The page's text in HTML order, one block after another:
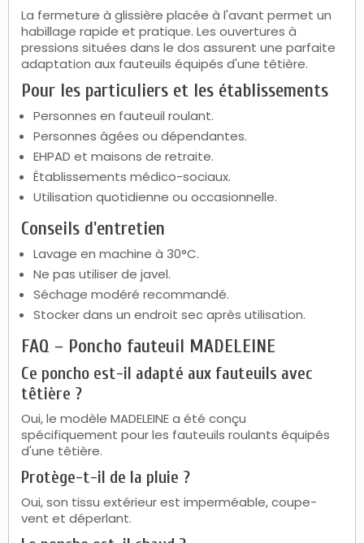
La fermeture à glissière placée à l'avant permet un
habillage rapide et pratique. Les ouvertures à
pressions situées dans le dos assurent une parfaite
adaptation aux fauteuils équipés d'une têtière.
Pour les particuliers et les établissements
Personnes en fauteuil roulant.
Personnes âgées ou dépendantes.
EHPAD et maisons de retraite.
Établissements médico-sociaux.
Utilisation quotidienne ou occasionnelle.
Conseils d'entretien
Lavage en machine à 30°C.
Ne pas utiliser de javel.
Séchage modéré recommandé.
Stocker dans un endroit sec après utilisation.
FAQ – Poncho fauteuil MADELEINE
Ce poncho est-il adapté aux fauteuils avec
têtière ?
Oui, le modèle MADELEINE a été conçu
spécifiquement pour les fauteuils roulants équipés
d'une têtière.
Protège-t-il de la pluie ?
Oui, son tissu extérieur est imperméable, coupe-
vent et déperlant.